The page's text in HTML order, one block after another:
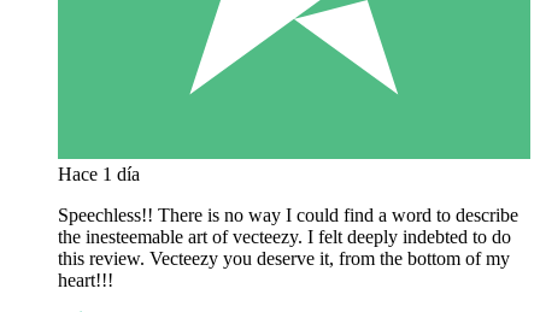
Hace 1 día
Speechless!! There is no way I could find a word to describe
the inesteemable art of vecteezy. I felt deeply indebted to do
this review. Vecteezy you deserve it, from the bottom of my
heart!!!